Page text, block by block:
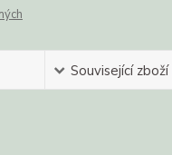
Související zboží